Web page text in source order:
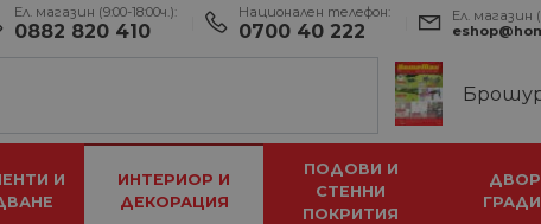
Ел. магазин (9:00-18:00ч.):
0882 820 410
Национален телефон:
0700 40 222
Ел. магазин
И
ИНТЕРИОР И
ДЕКОРАЦИЯ
ПОДОВИ И
СТЕННИ
ПОКРИТИЯ